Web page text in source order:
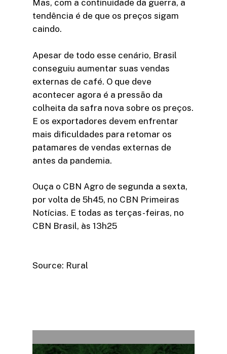
Mas, com a continuidade da guerra, a
tendência é de que os preços sigam
caindo.
Apesar de todo esse cenário, Brasil
conseguiu aumentar suas vendas
externas de café. O que deve
acontecer agora é a pressão da
colheita da safra nova sobre os preços.
E os exportadores devem enfrentar
mais dificuldades para retomar os
patamares de vendas externas de
antes da pandemia.
Ouça o CBN Agro de segunda a sexta,
por volta de 5h45, no CBN Primeiras
Notícias. E todas as terças-feiras, no
CBN Brasil, às 13h25
Source: Rural